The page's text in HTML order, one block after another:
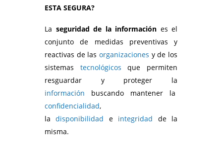
ESTA SEGURA?
La seguridad de la información es el
conjunto de medidas preventivas y
reactivas de las organizaciones y de los
sistemas tecnológicos que permiten
resguardar y proteger la
información buscando mantener la
confidencialidad,
ladisponibilidad e integridad de la
misma.